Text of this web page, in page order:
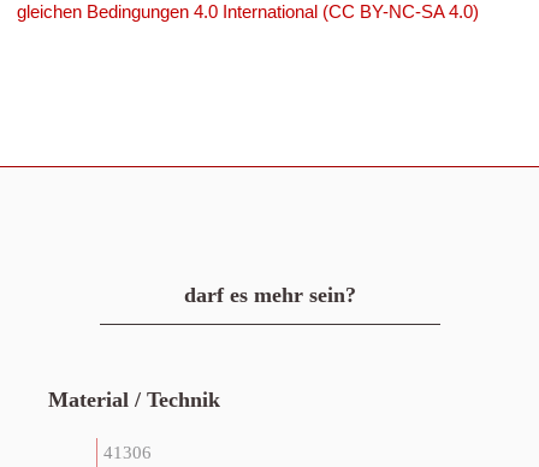
gleichen Bedingungen 4.0 International (CC BY-NC-SA 4.0)
darf es mehr sein?
Material / Technik
41306